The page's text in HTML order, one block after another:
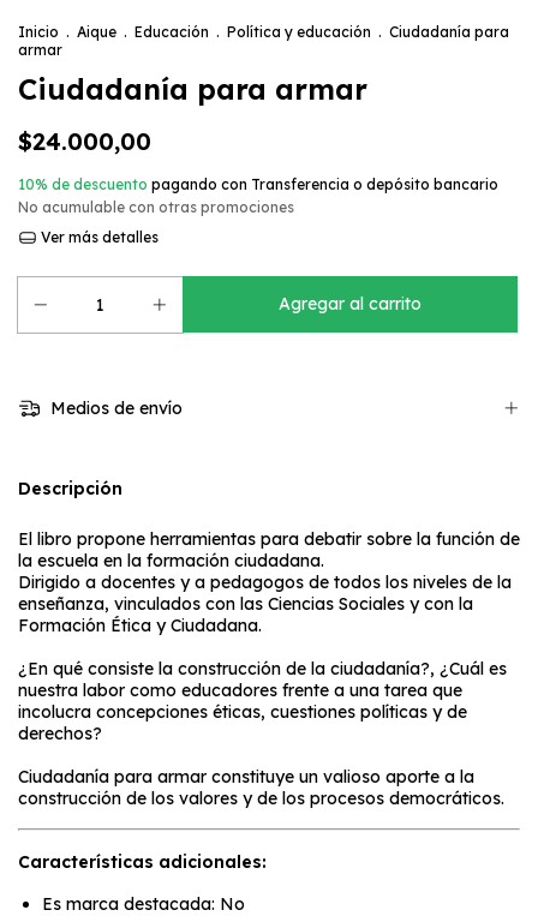
Inicio . Aique . Educación . Política y educación . Ciudadanía para
armar
Ciudadanía para armar
$24.000,00
10% de descuento pagando con Transferencia o depósito bancario
No acumulable con otras promociones
Ver más detalles
Medios de envío
Descripción
El libro propone herramientas para debatir sobre la función de
la escuela en la formación ciudadana.
Dirigido a docentes y a pedagogos de todos los niveles de la
enseñanza, vinculados con las Ciencias Sociales y con la
Formación Ética y Ciudadana.
¿En qué consiste la construcción de la ciudadanía?, ¿Cuál es
nuestra labor como educadores frente a una tarea que
incolucra concepciones éticas, cuestiones políticas y de
derechos?
Ciudadanía para armar constituye un valioso aporte a la
construcción de los valores y de los procesos democráticos.
Características adicionales:
Es marca destacada: No